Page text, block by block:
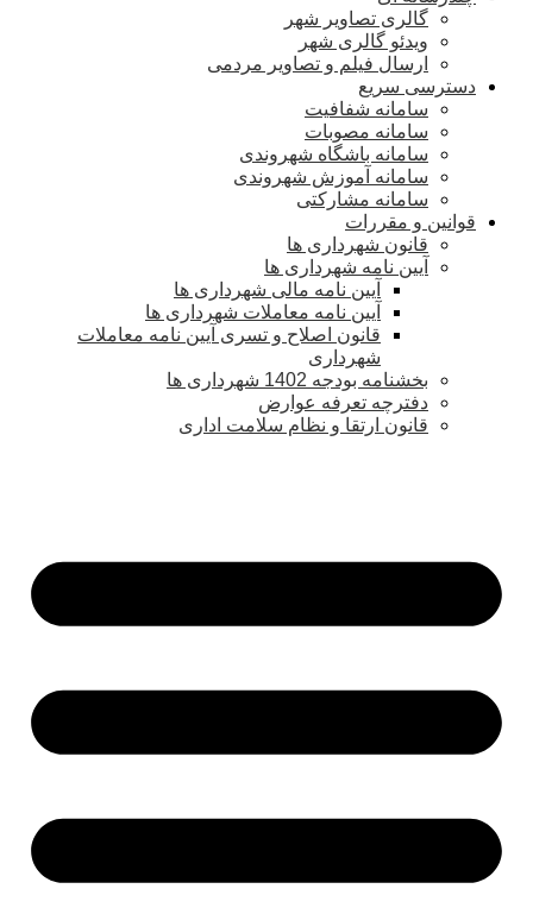
گالری تصاویر شهر
ویدئو گالری شهر
ارسال فیلم و تصاویر مردمی
دسترسی سریع
سامانه شفافیت
سامانه مصوبات
سامانه باشگاه شهروندی
سامانه آموزش شهروندی
سامانه مشارکتی
قوانین و مقررات
قانون شهرداری ها
آیین نامه شهرداری ها
آیین نامه مالی شهرداری ها
آیین نامه معاملات شهرداری ها
قانون اصلاح و تسری آیین نامه معاملات
شهرداری
بخشنامه بودجه 1402 شهرداری ها
دفترچه تعرفه عوارض
قانون ارتقا و نظام سلامت اداری